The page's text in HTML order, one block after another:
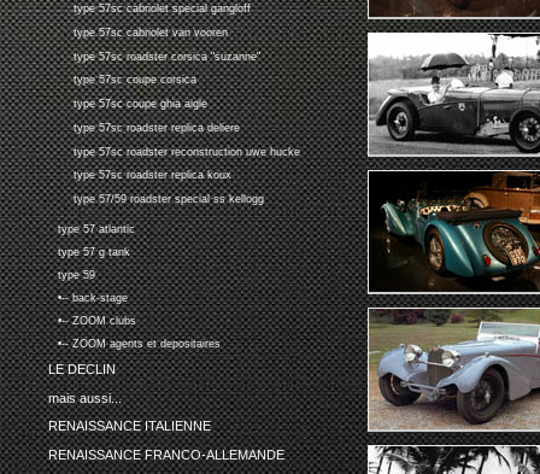
type 57sc cabriolet special gangloff
type 57sc cabriolet van vooren
type 57sc roadster corsica "suzanne"
type 57sc coupe corsica
type 57sc coupe ghia aigle
type 57sc roadster replica deliere
type 57sc roadster reconstruction uwe hucke
type 57sc roadster replica koux
type 57/59 roadster special ss kellogg
type 57 atlantic
type 57 g tank
type 59
•-- back-stage
•-- ZOOM clubs
•-- ZOOM agents et depositaires
LE DECLIN
mais aussi...
RENAISSANCE ITALIENNE
RENAISSANCE FRANCO-ALLEMANDE